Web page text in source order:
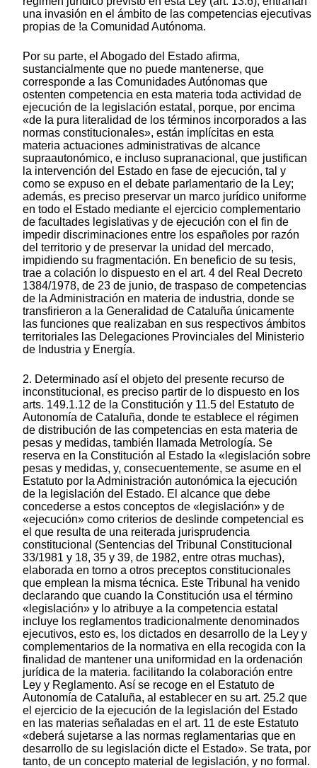
una invasión en el ámbito de las competencias ejecutivas
propias de !a Comunidad Autónoma.
Por su parte, el Abogado del Estado afirma,
sustancialmente que no puede mantenerse, que
corresponde a las Comunidades Autónomas que
ostenten competencia en esta materia toda actividad de
ejecución de la legislación estatal, porque, por encima
«de la pura literalidad de los términos incorporados a las
normas constitucionales», están implícitas en esta
materia actuaciones administrativas de alcance
supraautonómico, e incluso supranacional, que justifican
la intervención del Estado en fase de ejecución, tal y
como se expuso en el debate parlamentario de la Ley;
además, es preciso preservar un marco jurídico uniforme
en todo el Estado mediante el ejercicio complementario
de facultades legislativas y de ejecución con el fin de
impedir discriminaciones entre los españoles por razón
del territorio y de preservar la unidad del mercado,
impidiendo su fragmentación. En beneficio de su tesis,
trae a colación lo dispuesto en el art. 4 del Real Decreto
1384/1978, de 23 de junio, de traspaso de competencias
de la Administración en materia de industria, donde se
transfirieron a la Generalidad de Cataluña únicamente
las funciones que realizaban en sus respectivos ámbitos
territoriales las Delegaciones Provinciales del Ministerio
de Industria y Energía.
2. Determinado así el objeto del presente recurso de
inconstitucional, es preciso partir de lo dispuesto en los
arts. 149.1.12 de la Constitución y 11.5 del Estatuto de
Autonomía de Cataluña, donde te establece el régimen
de distribución de las competencias en esta materia de
pesas y medidas, también llamada Metrología. Se
reserva en la Constitución al Estado la «legislación sobre
pesas y medidas, y, consecuentemente, se asume en el
Estatuto por la Administración autonómica la ejecución
de la legislación del Estado. El alcance que debe
concederse a estos conceptos de «legislación» y de
«ejecución» como criterios de deslinde competencial es
el que resulta de una reiterada jurisprudencia
constitucional (Sentencias del Tribunal Constitucional
33/1981 y 18, 35 y 39, de 1982, entre otras muchas),
elaborada en torno a otros preceptos constitucionales
que emplean la misma técnica. Este Tribunal ha venido
declarando que cuando la Constitución usa el término
«legislación» y lo atribuye a la competencia estatal
incluye los reglamentos tradicionalmente denominados
ejecutivos, esto es, los dictados en desarrollo de la Ley y
complementarios de la normativa en ella recogida con la
finalidad de mantener una uniformidad en la ordenación
jurídica de la materia. facilitando la colaboración entre
Ley y Reglamento. Así se recoge en el Estatuto de
Autonomía de Cataluña, al establecer en su art. 25.2 que
el ejercicio de la ejecución de la legislación del Estado
en las materias señaladas en el art. 11 de este Estatuto
«deberá sujetarse a las normas reglamentarias que en
desarrollo de su legislación dicte el Estado». Se trata, por
tanto, de un concepto material de legislación, y no formal.